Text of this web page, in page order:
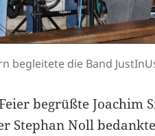
begleitete die Band
begrüßte Joachim
Stephan Noll